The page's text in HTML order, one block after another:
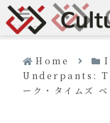
Home
Underpants:
ーク・タイムズ
メニュー